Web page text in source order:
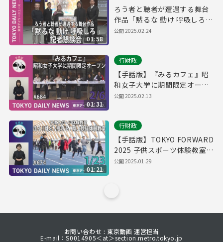
01:58
ろう者と聴者が遭遇する舞台
作品「黙るな 動け 呼吸しろ」
記者懇談会（令和7年2月24日
公開2025.02.24
01:31
行財政
【手話版】『みるカフェ』昭
和女子大学に期間限定オープ
ン（令和7年2月6日 東京デイ
公開2025.02.13
01:21
行財政
【手話版】TOKYO FORWARD
2025 子供スポーツ体験教室
第3回「走る！跳ぶ！投げる！
公開2025.01.29
お問い合わせ : 東京動画 運営担当
E-mail：S0014905＜at＞section.metro.tokyo.jp